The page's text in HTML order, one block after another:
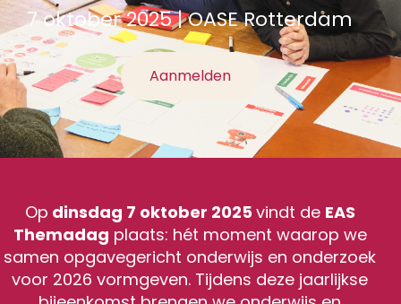
7 oktober 2025 | OASE Rotterdam
Aanmelden
Op dinsdag 7 oktober 2025 vindt de EAS
Themadag plaats: hét moment waarop we
samen opgavegericht onderwijs en onderzoek
voor 2026 vormgeven. Tijdens deze jaarlijkse